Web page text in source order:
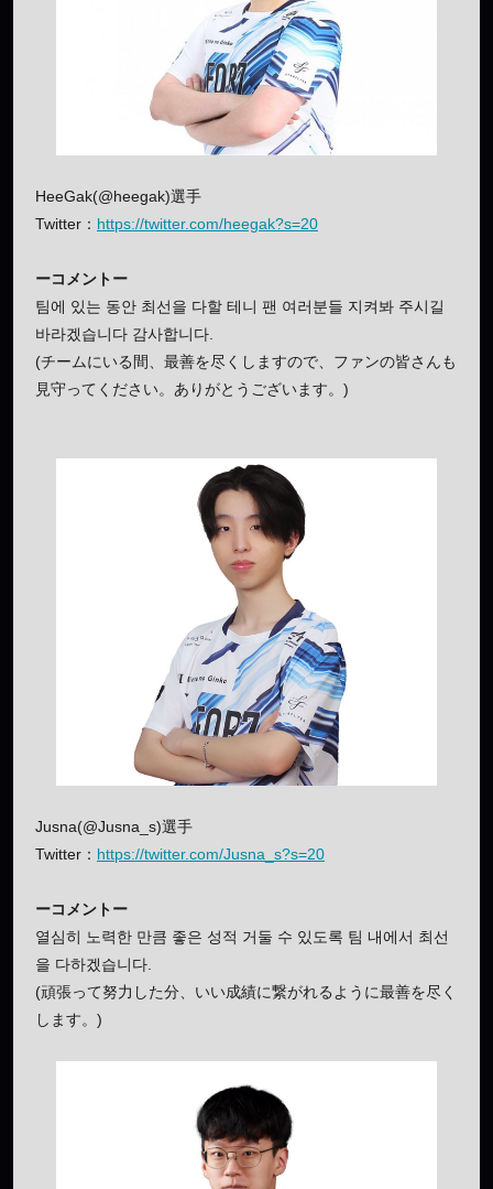
HeeGak(@heegak)選手
Twitter： https://twitter.com/heegak?s=20
ーコメントー
팀에 있는 동안 최선을 다할 테니 팬 여러분들 지켜봐 주시길
바라겠습니다 감사합니다.
(チームにいる間、最善を尽くしますので、ファンの皆さんも
見守ってください。ありがとうございます。)
Jusna(@Jusna_s)選手
Twitter： https://twitter.com/Jusna_s?s=20
ーコメントー
열심히 노력한 만큼 좋은 성적 거둘 수 있도록 팀 내에서 최선
을 다하겠습니다.
(頑張って努力した分、いい成績に繋がれるように最善を尽く
します。)